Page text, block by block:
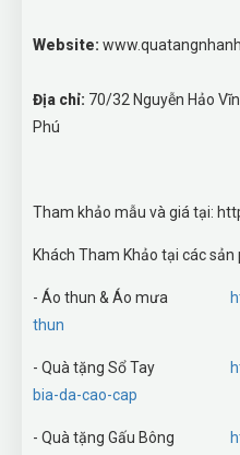
Website:
Địa chỉ: 70/32 Nguyễn Hảo
Phú
Tham khảo mẫu và giá tại:
Khách Tham Khảo tại các sản
- Áo thun & Áo mưa
thun
- Quà tặng Sổ Tay
bia-da-cao-cap
- Quà tặng Gấu Bông